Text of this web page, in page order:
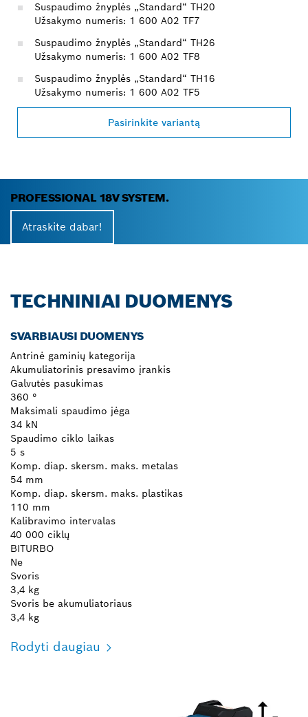
Suspaudimo žnyplės „Standard“ TH20
Užsakymo numeris: 1 600 A02 TF7
Suspaudimo žnyplės „Standard“ TH26
Užsakymo numeris: 1 600 A02 TF8
Suspaudimo žnyplės „Standard“ TH16
Užsakymo numeris: 1 600 A02 TF5
Pasirinkite variantą
PROFESSIONAL 18V SYSTEM.
Atraskite dabar!
TECHNINIAI DUOMENYS
SVARBIAUSI DUOMENYS
Antrinė gaminių kategorija
Akumuliatorinis presavimo įrankis
Galvutės pasukimas
360 °
Maksimali spaudimo jėga
34 kN
Spaudimo ciklo laikas
5 s
Komp. diap. skersm. maks. metalas
54 mm
Komp. diap. skersm. maks. plastikas
110 mm
Kalibravimo intervalas
40 000 ciklų
BITURBO
Ne
Svoris
3,4 kg
Svoris be akumuliatoriaus
3,4 kg
Rodyti daugiau